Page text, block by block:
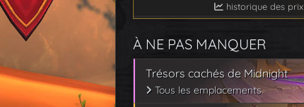
historique des prix
À NE PAS MANQUER
Trésors cachés de Midnight
Tous les emplacements